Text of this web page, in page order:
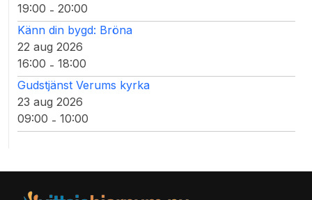
19:00 - 20:00
Känn din bygd: Bröna
22 aug 2026
16:00 - 18:00
Gudstjänst Verums kyrka
23 aug 2026
09:00 - 10:00